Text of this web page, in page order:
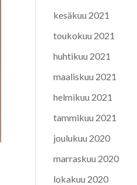
kesäkuu 2021
toukokuu 2021
huhtikuu 2021
maaliskuu 2021
helmikuu 2021
tammikuu 2021
joulukuu 2020
marraskuu 2020
lokakuu 2020